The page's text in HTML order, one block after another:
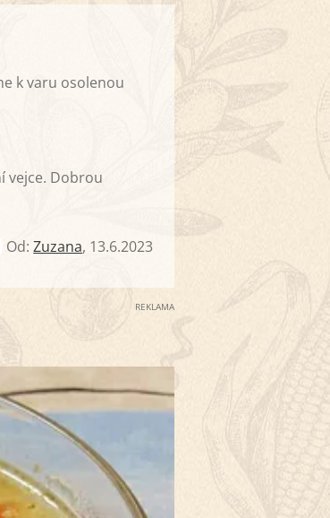
k varu osolenou
vejce. Dobrou
Od:Zuzana, 13.6.2023
REKLAMA